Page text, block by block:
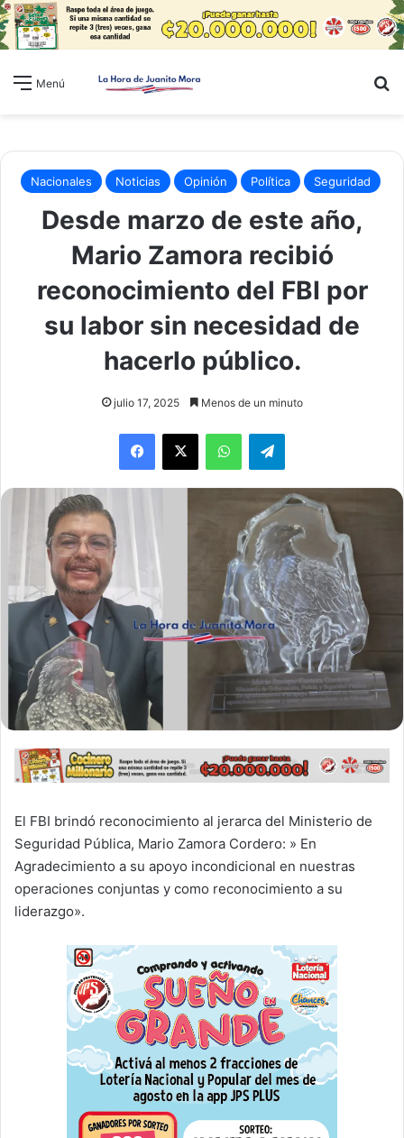
Menú
Nacionales Noticias Opinión Política Seguridad
Desde marzo de este año,
Mario Zamora recibió
reconocimiento del FBI por
su labor sin necesidad de
hacerlo público.
julio 17, 2025 Menos de un minuto
WhatsAppTelegram
El FBI brindó reconocimiento al jerarca del Ministerio de
Seguridad Pública, Mario Zamora Cordero: » En
Agradecimiento a su apoyo incondicional en nuestras
operaciones conjuntas y como reconocimiento a su
liderazgo».